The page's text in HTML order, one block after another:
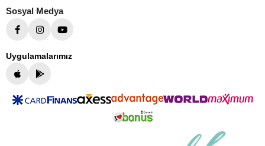
Sosyal Medya
Uygulamalarımız